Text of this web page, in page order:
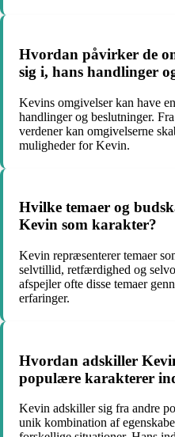
Hvordan påvirker de
sig i, hans handlinger
Kevins omgivelser kan have
handlinger og beslutninger.
verdener kan omgivelserne
muligheder for Kevin.
Hvilke temaer og
Kevin som karakter?
Kevin repræsenterer temaer
selvtillid, retfærdighed og
afspejler ofte disse temaer
erfaringer.
Hvordan adskiller
populære karakterer
Kevin adskiller sig fra andre
unik kombination af